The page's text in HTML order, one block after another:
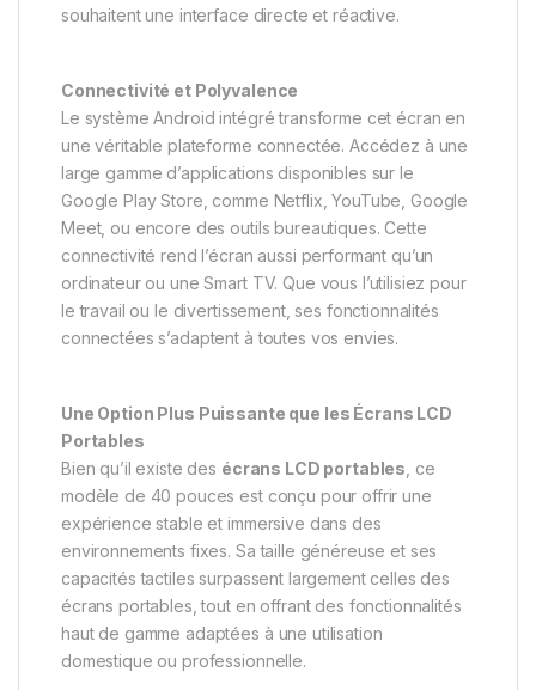
souhaitent une interface directe et réactive.
Connectivité et Polyvalence
Le système Android intégré transforme cet écran en
une véritable plateforme connectée. Accédez à une
large gamme d’applications disponibles sur le
Google Play Store, comme Netflix, YouTube, Google
Meet, ou encore des outils bureautiques. Cette
connectivité rend l’écran aussi performant qu’un
ordinateur ou une Smart TV. Que vous l’utilisiez pour
le travail ou le divertissement, ses fonctionnalités
connectées s’adaptent à toutes vos envies.
Une Option Plus Puissante que les Écrans LCD
Portables
Bien qu’il existe des écrans LCD portables , ce
modèle de 40 pouces est conçu pour offrir une
expérience stable et immersive dans des
environnements fixes. Sa taille généreuse et ses
capacités tactiles surpassent largement celles des
écrans portables, tout en offrant des fonctionnalités
haut de gamme adaptées à une utilisation
domestique ou professionnelle.